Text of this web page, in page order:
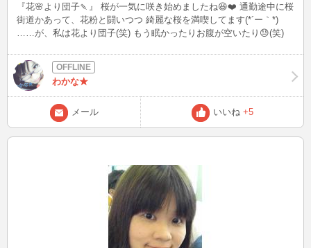
『花🌸より団子🍡』 桜が一気に咲き始めましたね😆❤️ 通勤途中に桜
街道かあって、花粉と闘いつつ 綺麗な桜を満喫してます(*´ー｀*)
……が、私は花より団子(笑) もう眠かったりお腹が空いたり😓(笑)
けど、 内密にやりたいと思います🐷 明日は仕事がお休みなので、
久々に献血に行ってこようと思ってます🙋
わかな★
メール いいね +5